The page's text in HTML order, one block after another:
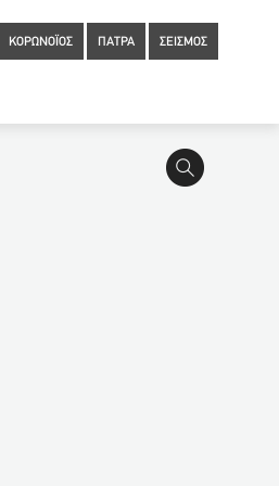
ΚΟΡΩΝΟΪΟΣ ΠΑΤΡΑ ΣΕΙΣΜΟΣ
Πάτρα – Απίστευτο:
Νεότερα στοιχεία για την απαγωγή της